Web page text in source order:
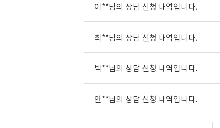
이**님의 상담 신청 내역입니다.
최**님의 상담 신청 내역입니다.
박**님의 상담 신청 내역입니다.
안**님의 상담 신청 내역입니다.